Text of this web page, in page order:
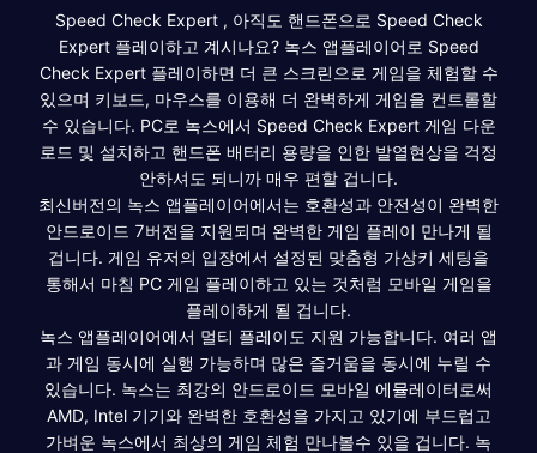
Speed Check Expert , 아직도 핸드폰으로 Speed Check
Expert 플레이하고 계시나요? 녹스 앱플레이어로 Speed
Check Expert 플레이하면 더 큰 스크린으로 게임을 체험할 수
있으며 키보드, 마우스를 이용해 더 완벽하게 게임을 컨트롤할
수 있습니다. PC로 녹스에서 Speed Check Expert 게임 다운
로드 및 설치하고 핸드폰 배터리 용량을 인한 발열현상을 걱정
안하셔도 되니까 매우 편할 겁니다.
최신버전의 녹스 앱플레이어에서는 호환성과 안전성이 완벽한
안드로이드 7버전을 지원되며 완벽한 게임 플레이 만나게 될
겁니다. 게임 유저의 입장에서 설정된 맞춤형 가상키 세팅을
통해서 마침 PC 게임 플레이하고 있는 것처럼 모바일 게임을
플레이하게 될 겁니다.
녹스 앱플레이어에서 멀티 플레이도 지원 가능합니다. 여러 앱
과 게임 동시에 실행 가능하며 많은 즐거움을 동시에 누릴 수
있습니다. 녹스는 최강의 안드로이드 모바일 에뮬레이터로써
AMD, Intel 기기와 완벽한 호환성을 가지고 있기에 부드럽고
가벼운 녹스에서 최상의 게임 체험 만나볼수 있을 겁니다. 녹